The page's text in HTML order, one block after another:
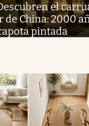
el
de China: 2000
pintada